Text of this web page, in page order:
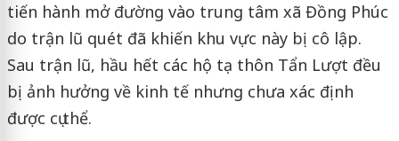
tiến hành mở đường vào trung tâm xã Đồng Phúc
do trận lũ quét đã khiến khu vực này bị cô lập.
Sau trận lũ, hầu hết các hộ tạ thôn Tẩn Lượt đều
bị ảnh hưởng về kinh tế nhưng chưa xác định
được cụ thể.